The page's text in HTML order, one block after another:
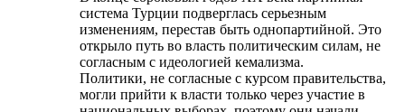
система Турции подверглась серьезным
изменениям, перестав быть однопартийной. Это
открыло путь во власть политическим силам, не
согласным с идеологией кемализма.
Политики, не согласные с курсом правительства,
могли прийти к власти только через участие в